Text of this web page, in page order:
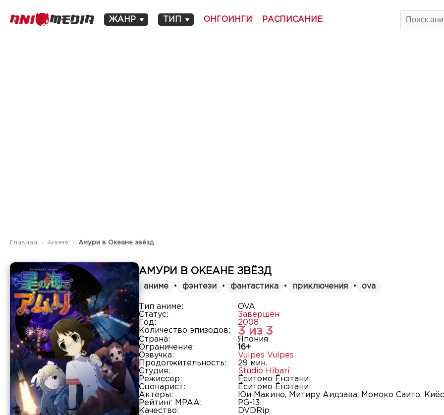
ЖАНР ТИП ОНГОИНГИ РАСПИСАНИЕ
Главная Аниме Амури в Океане звёзд
АМУРИ В ОКЕАНЕ ЗВЁЗД
аниме • фэнтези • фантастика • приключения • ova
Тип аниме:
OVA
Статус:
Завершён
Год:
2008
Количество эпизодов:
3 из 3
Страна:
Япония
Ограничение:
16+
Озвучка:
Vulpes Vulpes
Продолжительность:
29 мин.
Студия:
Studio Hibari
Режиссер:
Ёситомо Ёнэтани
Сценарист:
Ёситомо Ёнэтани
Актеры:
Юи Макино, Митиру Аидзава, Момоко Саито,
Рейтинг MPAA:
PG-13
Качество:
DVDRip